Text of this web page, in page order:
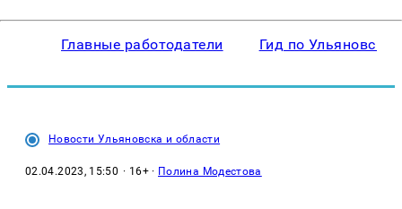
Главные работодатели Гид по Ульяновску
Новости Ульяновска и области
02.04.2023, 15:50 · 16+ · Полина Модестова